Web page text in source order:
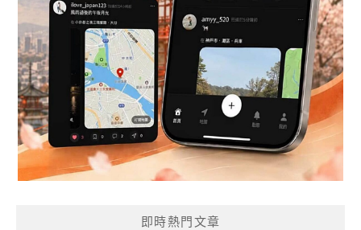
即時熱門文章